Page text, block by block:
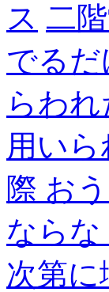
ス 二
でる
らわ
用いら
際 お
なら
次第